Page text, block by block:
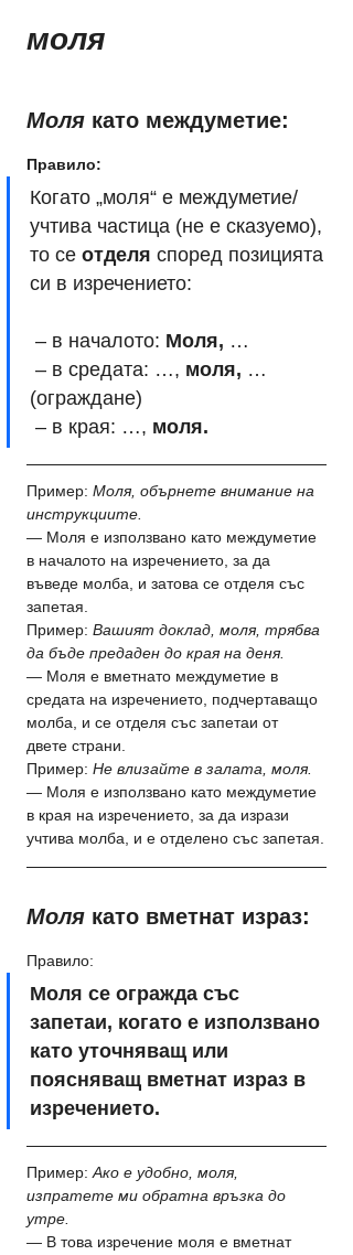
моля
Моля като междуметие:
Правило:
Когато „моля“ е междуметие/
учтива частица (не е сказуемо),
то се отделя според позицията
си в изречението:
– в началото: Моля, …
– в средата: …, моля, …
(ограждане)
– в края: …, моля.
Пример: Моля, обърнете внимание на
инструкциите.
— Моля е използвано като междуметие
в началото на изречението, за да
въведе молба, и затова се отделя със
запетая.
Пример: Вашият доклад, моля, трябва
да бъде предаден до края на деня.
— Моля е вметнато междуметие в
средата на изречението, подчертаващо
молба, и се отделя със запетаи от
двете страни.
Пример: Не влизайте в залата, моля.
— Моля е използвано като междуметие
в края на изречението, за да изрази
учтива молба, и е отделено със запетая.
Моля като вметнат израз:
Правило:
Моля се огражда със
запетаи, когато е използвано
като уточняващ или
поясняващ вметнат израз в
изречението.
Пример: Ако е удобно, моля,
изпратете ми обратна връзка до
утре.
— В това изречение моля е вметнат